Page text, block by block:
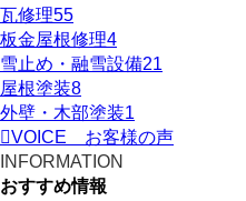
瓦修理55
板金屋根修理4
雪止め・融雪設備21
屋根塗装8
外壁・木部塗装1
VOICE
お客様の声
INFORMATION
おすすめ情報